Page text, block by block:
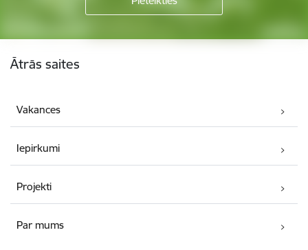
Ātrās saites
Vakances
Iepirkumi
Projekti
Par mums